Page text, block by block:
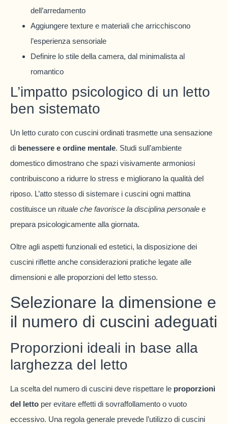
dell’arredamento
Aggiungere texture e materiali che arricchiscono
l’esperienza sensoriale
Definire lo stile della camera, dal minimalista al
romantico
L’impatto psicologico di un letto
ben sistemato
Un letto curato con cuscini ordinati trasmette una sensazione
di benessere e ordine mentale. Studi sull’ambiente
domestico dimostrano che spazi visivamente armoniosi
contribuiscono a ridurre lo stress e migliorano la qualità del
riposo. L’atto stesso di sistemare i cuscini ogni mattina
costituisce un rituale che favorisce la disciplina personale e
prepara psicologicamente alla giornata.
Oltre agli aspetti funzionali ed estetici, la disposizione dei
cuscini riflette anche considerazioni pratiche legate alle
dimensioni e alle proporzioni del letto stesso.
Selezionare la dimensione e
il numero di cuscini adeguati
Proporzioni ideali in base alla
larghezza del letto
La scelta del numero di cuscini deve rispettare le proporzioni
del letto per evitare effetti di sovraffollamento o vuoto
eccessivo. Una regola generale prevede l’utilizzo di cuscini